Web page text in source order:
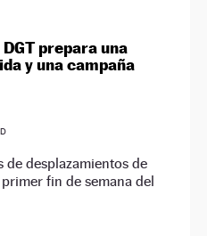
prepara una
y una campaña
de desplazamientos de
fin de semana del